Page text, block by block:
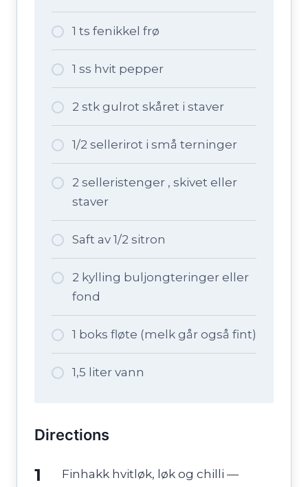
1 ts fenikkel frø
1 ss hvit pepper
2 stk gulrot skåret i staver
1/2 sellerirot i små terninger
2 selleristenger , skivet eller
staver
Saft av 1/2 sitron
2 kylling buljongteringer eller
fond
1 boks fløte (melk går også fint)
1,5 liter vann
Directions
Finhakk hvitløk, løk og chilli —